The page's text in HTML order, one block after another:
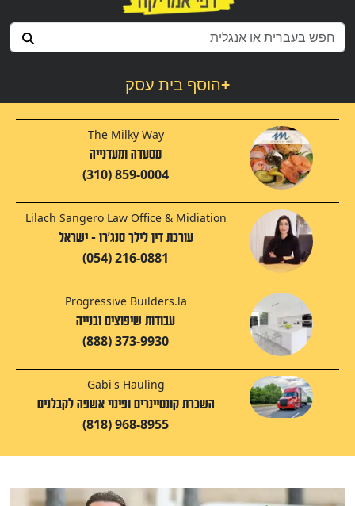
הוסף בית עסק+
The Milky Way
מסעדה ומעדנייה
(310) 859-0004
Lilach Sangero Law Office & Midiation
עורכת דין לילך סנג'רו - ישראל
(054) 216-0881
Progressive Builders.la
עבודות שיפוצים ובנייה
(888) 373-9930
Gabi's Hauling
השכרת קונטיינרים ופינוי אשפה לקבלנים
(818) 968-8955